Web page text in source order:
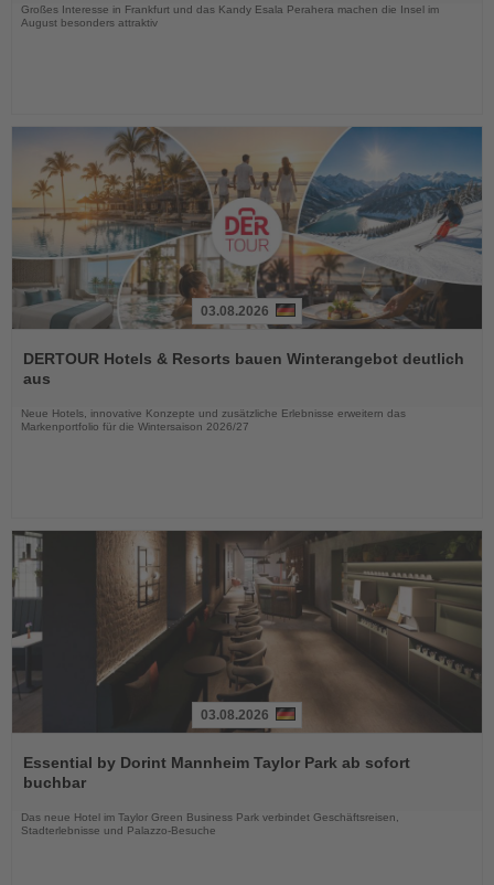
Großes Interesse in Frankfurt und das Kandy Esala Perahera machen die Insel im
August besonders attraktiv
Sie
die
03.08.2026
DERTOUR Hotels & Resorts bauen Winterangebot deutlich
aus
Neue Hotels, innovative Konzepte und zusätzliche Erlebnisse erweitern das
Markenportfolio für die Wintersaison 2026/27
Sie
die
03.08.2026
Essential by Dorint Mannheim Taylor Park ab sofort
buchbar
Das neue Hotel im Taylor Green Business Park verbindet Geschäftsreisen,
Stadterlebnisse und Palazzo-Besuche